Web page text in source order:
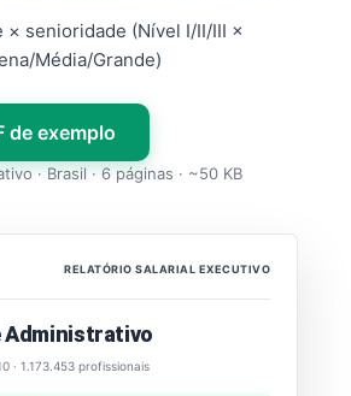
× senioridade (Nível I/II/III ×
Média/Grande)
de exemplo
· Brasil · 6 páginas · ~50 KB
RELATÓRIO SALARIAL EXECUTIVO
· 1.173.453 profissionais